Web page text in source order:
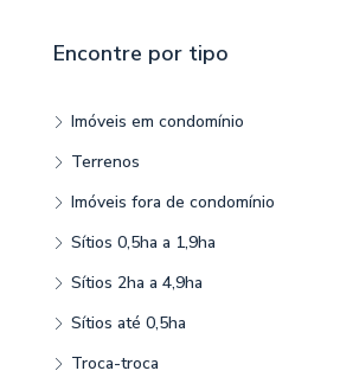
Encontre por tipo
Imóveis em condomínio
Terrenos
Imóveis fora de condomínio
Sítios 0,5ha a 1,9ha
Sítios 2ha a 4,9ha
Sítios até 0,5ha
Troca-troca